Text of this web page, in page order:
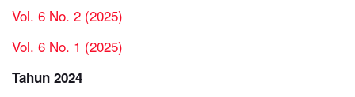
Vol. 6 No. 2 (2025)
Vol. 6 No. 1 (2025)
Tahun 2024